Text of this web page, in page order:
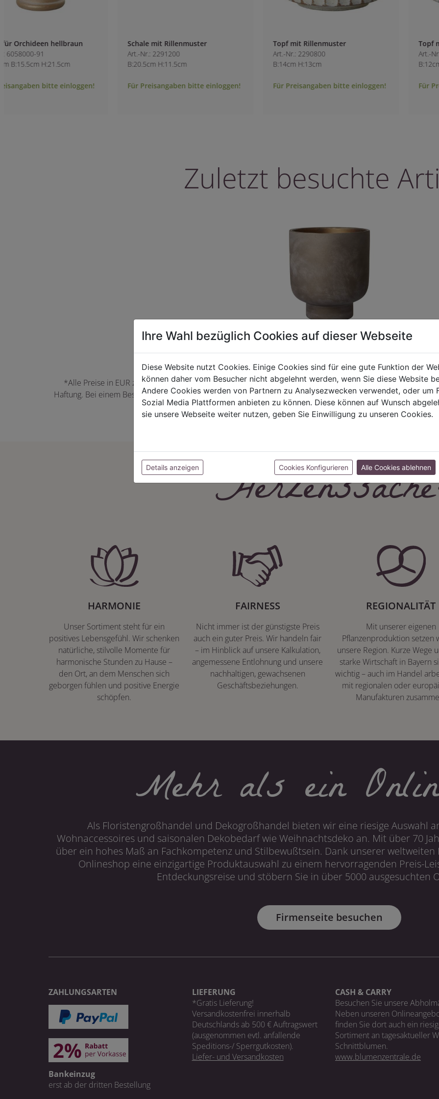
Schale mit Rillenmuster
Art.-Nr.: 2291200
B:20.5cm H:11.5cm
Für Preisangaben bitte einloggen!
Topf mit Rillenmuster
Art.-Nr.: 2290800
B:14cm H:13cm
Für Preisangaben bitte einloggen!
Topf mit Rillenmuster
Art.-Nr.: 2290700
B:12cm H:11cm
Für Preisangaben bitte einloggen!
Zuletzt besuchte
*Alle Preise in EUR zzgl. der jeweils gültigen Mehrwertsteuer und Versandkosten. Für Irrtümer und
Haftung. Bei einem Bestellwert unter 50,00 EUR behalten wir uns die Berechnung eines
können Farbabweichungen zwischen der Bildschirmdarstellung und dem
HARMONIE
Unser Sortiment steht für ein
positives Lebensgefühl. Wir schenken
natürliche, stilvolle Momente für
harmonische Stunden zu Hause –
den Ort, an dem Menschen sich
geborgen fühlen und positive Energie
schöpfen.
FAIRNESS
Nicht immer ist der günstigste Preis
auch ein guter Preis. Wir handeln fair
– im Hinblick auf unsere Kalkulation,
angemessene Entlohnung und unsere
nachhaltigen, gewachsenen
Geschäftsbeziehungen.
REGIONALITÄT
Mit unserer eigenen
Pflanzenproduktion setzen
unsere Region. Kurze Wege
starke Wirtschaft in Bayern
wichtig – auch im Handel
mit regionalen oder
Manufakturen
Mehr als ein
Als Floristengroßhandel und Dekogroßhandel bieten wir eine riesige Auswahl
Wohnaccessoires und saisonalen Dekobedarf wie Weihnachtsdeko an. Mit über 70
über ein hohes Maß an Fachkompetenz und Stilbewußtsein. Dank unserer
Onlineshop eine einzigartige Produktauswahl zu einem hervorragenden Preis-
Entdeckungsreise und stöbern Sie in über 5000 ausgesuchten
Firmenseite besuchen
ZAHLUNGSARTEN
Bankeinzug
erst ab der dritten Bestellung
LIEFERUNG
*Gratis Lieferung!
Versandkostenfrei innerhalb
Deutschlands ab 500 € Auftragswert
(ausgenommen evtl. anfallende
Speditions-/ Sperrgutkosten).
Liefer- und Versandkosten
CASH & CARRY
Besuchen Sie unsere
Neben unseren
finden Sie dort auch ein
Sortiment an tagesaktueller
Schnittblumen.
www.blumenzentrale.de
Ihre Wahl bezüglich Cookies auf dieser Webseite
Diese Website nutzt Cookies. Einige Cookies sind für eine gute Funktion der
können daher vom Besucher nicht abgelehnt werden, wenn Sie diese Website
Andere Cookies werden von Partnern zu Analysezwecken verwendet, oder um
Sozial Media Plattformen anbieten zu können. Diese können auf Wunsch
sie unsere Webseite weiter nutzen, geben Sie Einwilligung zu unseren Cookies.
Details anzeigen Cookies Konfigurieren Alle Cookies ablehnen